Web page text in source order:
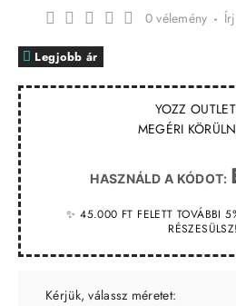
YOZZ
MEGÉRI
HASZNÁLD A KÓDOT:
✨ 45.000 FT FELETT TOVÁBBI
RÉSZESÜLSZ!
Legjobb ár
0 vélemény -
Kérjük, válassz méretet: